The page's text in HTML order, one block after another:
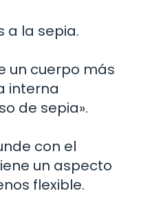
a la sepia.
un cuerpo más
interna
de sepia».
con el
un aspecto
flexible.